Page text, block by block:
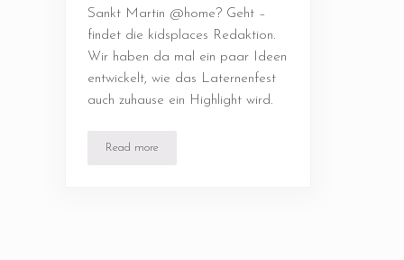
Sankt Martin @home? Geht –
findet die kidsplaces Redaktion.
Wir haben da mal ein paar Ideen
entwickelt, wie das Laternenfest
auch zuhause ein Highlight wird.
Read moreSankt Martin @ home